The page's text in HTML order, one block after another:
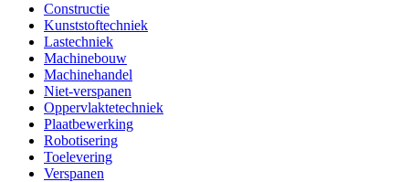
Constructie
Kunststoftechniek
Lastechniek
Machinebouw
Machinehandel
Niet-verspanen
Oppervlaktetechniek
Plaatbewerking
Robotisering
Toelevering
Verspanen